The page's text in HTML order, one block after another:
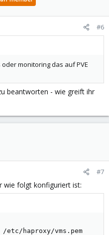
#6
monitoring das auf PVE
beantworten - wie greift ihr
#7
wie folgt konfiguriert ist:
/etc/haproxy/vms.pem